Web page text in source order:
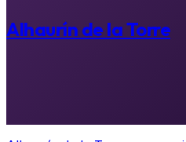
Alhaurín de la Torre